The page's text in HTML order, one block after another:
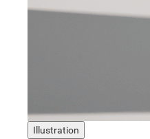
Illustration